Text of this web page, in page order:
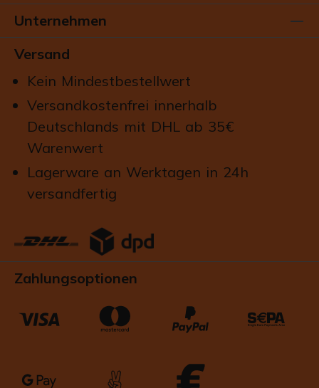
abkühlen, kalt genießen. Die Glaskanne zeigt
die intensive Farbe des Tees, der
orangefarbene Becher bringt den typischen
Schlürf Look auf den Tisch. Das Set eignet
möchten, sondern auch im Sommer eine
einfache, schöne und fruchtige Alternative
suchen. Warum dieses Set? - Hilde
Früchtetee mit Rote-Früchte-Geschmack -
275 g loser Tee für viele sommerliche
Aufgüsse - Glaskanne für die Zubereitung und
zum Servieren - Orangefarbener Schlürf
Sommerdrinks und fruchtige Teemomente
Schön als Geschenk oder als Set für den
eigenen Teevorrat So bereitest du Hilde als
Eistee zu Hilde mit sprudelnd kochendem
ziehen lassen. Danach abkühlen lassen und
mit Eiswürfeln servieren. Wer es besonders
und gibt ihn direkt über viele Eiswürfel. Immer
mit sprudelnd kochendem Wasser aufgießen
Unternehmen
Versand
Kein Mindestbestellwert
Versandkostenfrei innerhalb
Deutschlands mit DHL ab 35€
Warenwert
Lagerware an Werktagen in 24h
versandfertig
Zahlungsoptionen